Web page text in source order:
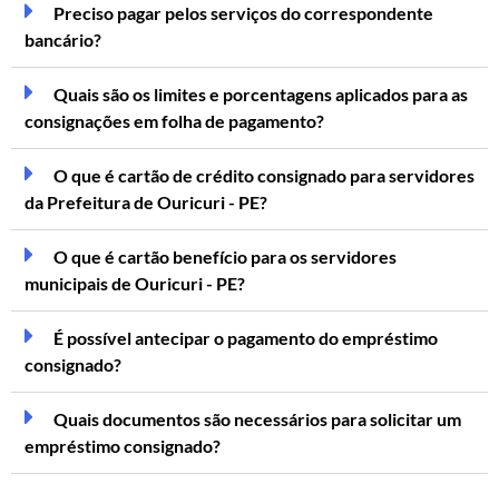
Preciso pagar pelos serviços do correspondente
bancário?
Quais são os limites e porcentagens aplicados para as
consignações em folha de pagamento?
O que é cartão de crédito consignado para servidores
da Prefeitura de Ouricuri - PE?
O que é cartão benefício para os servidores
municipais de Ouricuri - PE?
É possível antecipar o pagamento do empréstimo
consignado?
Quais documentos são necessários para solicitar um
empréstimo consignado?